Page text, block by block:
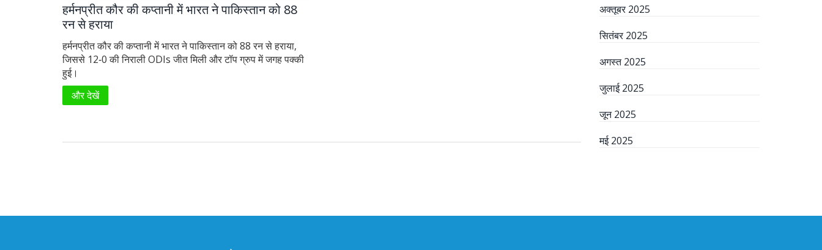
हर्मनप्रीत कौर की कप्तानी में भारत ने पाकिस्तान को 88
रन से हराया
हर्मनप्रीत कौर की कप्तानी में भारत ने पाकिस्तान को 88 रन से हराया,
जिससे 12‑0 की निराली ODIs जीत मिली और टॉप ग्रुप में जगह पक्की
हुई।
और देखें
अक्तूबर 2025
सितंबर 2025
अगस्त 2025
जुलाई 2025
जून 2025
मई 2025